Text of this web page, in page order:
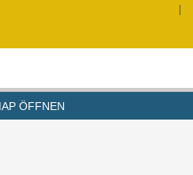
Bebauungspläne
Bodenrichtwerte
Flächennutzungsplan
|
ÖFFNEN